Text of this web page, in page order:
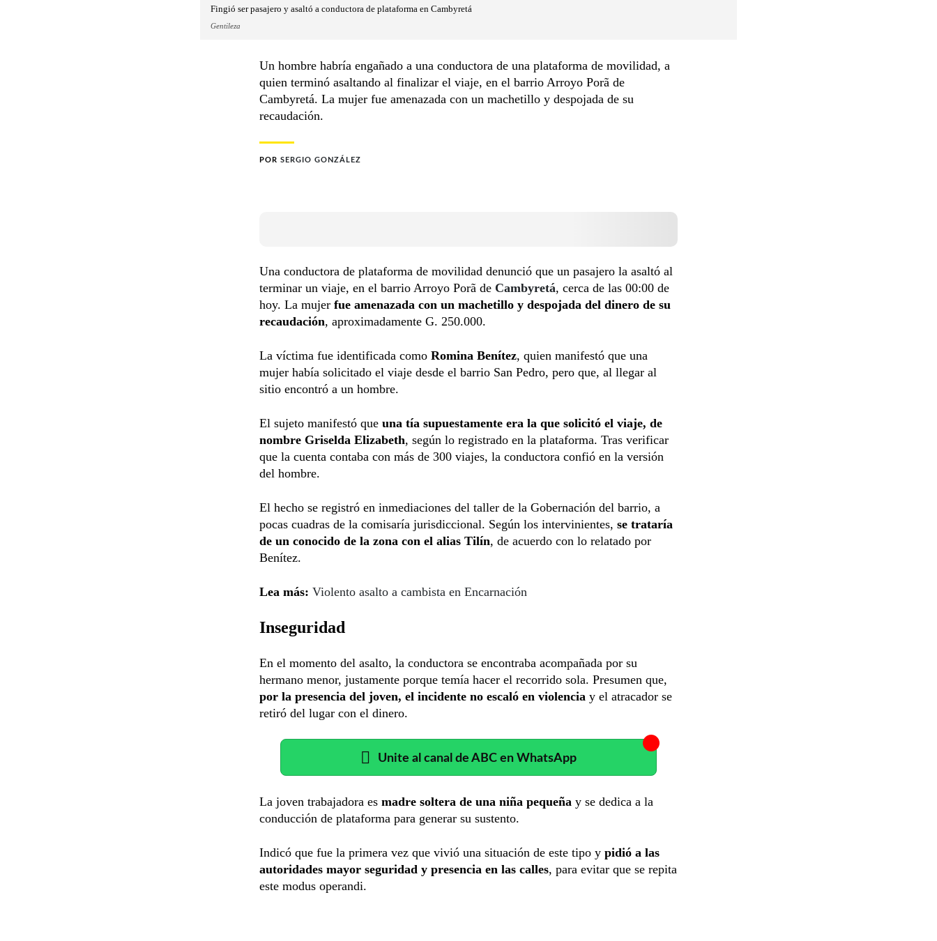
Fingió ser pasajero y asaltó a conductora de plataforma en Cambyretá
Gentileza
Un hombre habría engañado a una conductora de una plataforma de movilidad, a
quien terminó asaltando al finalizar el viaje, en el barrio Arroyo Porã de
Cambyretá. La mujer fue amenazada con un machetillo y despojada de su
recaudación.
POR SERGIO GONZÁLEZ
Una conductora de plataforma de movilidad denunció que un pasajero la asaltó al
terminar un viaje, en el barrio Arroyo Porã de Cambyretá, cerca de las 00:00 de
hoy. La mujer fue amenazada con un machetillo y despojada del dinero de su
recaudación, aproximadamente G. 250.000.
La víctima fue identificada como Romina Benítez, quien manifestó que una
mujer había solicitado el viaje desde el barrio San Pedro, pero que, al llegar al
sitio encontró a un hombre.
El sujeto manifestó que una tía supuestamente era la que solicitó el viaje, de
nombre Griselda Elizabeth, según lo registrado en la plataforma. Tras verificar
que la cuenta contaba con más de 300 viajes, la conductora confió en la versión
del hombre.
El hecho se registró en inmediaciones del taller de la Gobernación del barrio, a
pocas cuadras de la comisaría jurisdiccional. Según los intervinientes, se trataría
de un conocido de la zona con el alias Tilín, de acuerdo con lo relatado por
Benítez.
Lea más: Violento asalto a cambista en Encarnación
Inseguridad
En el momento del asalto, la conductora se encontraba acompañada por su
hermano menor, justamente porque temía hacer el recorrido sola. Presumen que,
por la presencia del joven, el incidente no escaló en violencia y el atracador se
retiró del lugar con el dinero.
Unite al canal de ABC en WhatsApp
La joven trabajadora es madre soltera de una niña pequeña y se dedica a la
conducción de plataforma para generar su sustento.
Indicó que fue la primera vez que vivió una situación de este tipo y pidió a las
autoridades mayor seguridad y presencia en las calles, para evitar que se repita
este modus operandi.